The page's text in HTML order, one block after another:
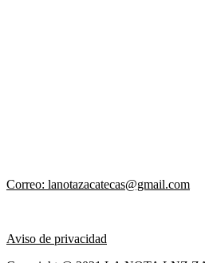
Correo: lanotazacatecas@gmail.com
Aviso de privacidad